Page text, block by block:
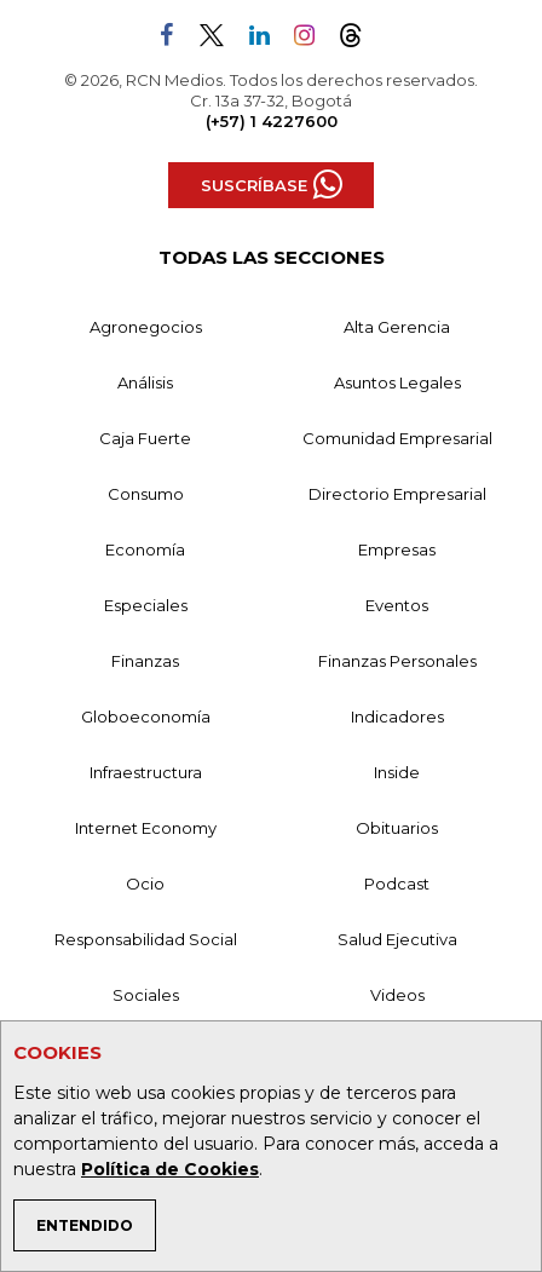
COOKIES
Este sitio web usa cookies propias y de terceros para
analizar el tráfico, mejorar nuestros servicio y conocer el
comportamiento del usuario. Para conocer más, acceda a
nuestra Política de Cookies.
ENTENDIDO
TEMAS DE INTERÉS
© 2026, RCN Medios. Todos los derechos reservados.
Cr. 13a 37-32, Bogotá
(+57) 1 4227600
SUSCRÍBASE
TODAS LAS SECCIONES
Agronegocios Alta Gerencia
Análisis Asuntos Legales
Caja Fuerte Comunidad Empresarial
Consumo Directorio Empresarial
Economía Empresas
Especiales Eventos
Finanzas Finanzas Personales
Globoeconomía Indicadores
Infraestructura Inside
Internet Economy Obituarios
Ocio Podcast
Responsabilidad Social Salud Ejecutiva
Sociales Videos
Mesa de Generación de Contenidos
Nuestros Productos